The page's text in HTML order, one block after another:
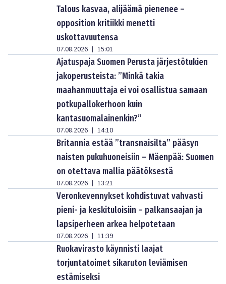
Talous kasvaa, alijäämä pienenee –
opposition kritiikki menetti
uskottavuutensa
07.08.2026 | 15:01
Ajatuspaja Suomen Perusta järjestötukien
jakoperusteista: ”Minkä takia
maahanmuuttaja ei voi osallistua samaan
potkupallokerhoon kuin
kantasuomalainenkin?”
07.08.2026 | 14:10
Britannia estää ”transnaisilta” pääsyn
naisten pukuhuoneisiin – Mäenpää: Suomen
on otettava mallia päätöksestä
07.08.2026 | 13:21
Veronkevennykset kohdistuvat vahvasti
pieni- ja keskituloisiin – palkansaajan ja
lapsiperheen arkea helpotetaan
07.08.2026 | 11:39
Ruokavirasto käynnisti laajat
torjuntatoimet sikaruton leviämisen
estämiseksi